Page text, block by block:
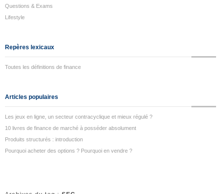
Questions & Exams
Lifestyle
Repères lexicaux
Toutes les définitions de finance
Articles populaires
Les jeux en ligne, un secteur contracyclique et mieux régulé ?
10 livres de finance de marché à posséder absolument
Produits structurés : introduction
Pourquoi acheter des options ? Pourquoi en vendre ?